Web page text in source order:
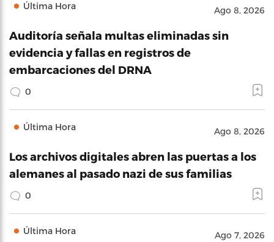
Última Hora Ago 8, 2026
Auditoría señala multas eliminadas sin
evidencia y fallas en registros de
embarcaciones del DRNA
0
Última Hora Ago 8, 2026
Los archivos digitales abren las puertas a los
alemanes al pasado nazi de sus familias
0
Última Hora Ago 7, 2026